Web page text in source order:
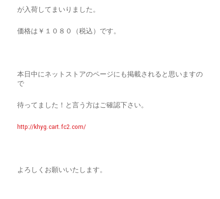
が入荷してまいりました。
価格は￥１０８０（税込）です。
本日中にネットストアのページにも掲載されると思いますの
で
待ってました！と言う方はご確認下さい。
http://khyg.cart.fc2.com/
よろしくお願いいたします。